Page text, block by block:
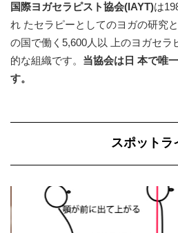
国際ヨガセラピスト協会(IAYT)は
れ たセラピーとしてのヨガの研究
の国で働く5,600人以 上のヨガセラ
的な組織です。 当協会は日 本で唯
す。
スポットラ